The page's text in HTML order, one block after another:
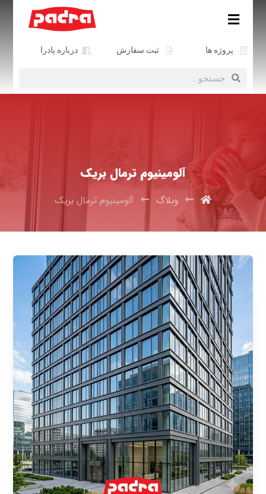
پروژه ها ثبت سفارش درباره پادرا
آلومینیوم ترمال بریک
وبلاگ آلومینیوم ترمال بریک